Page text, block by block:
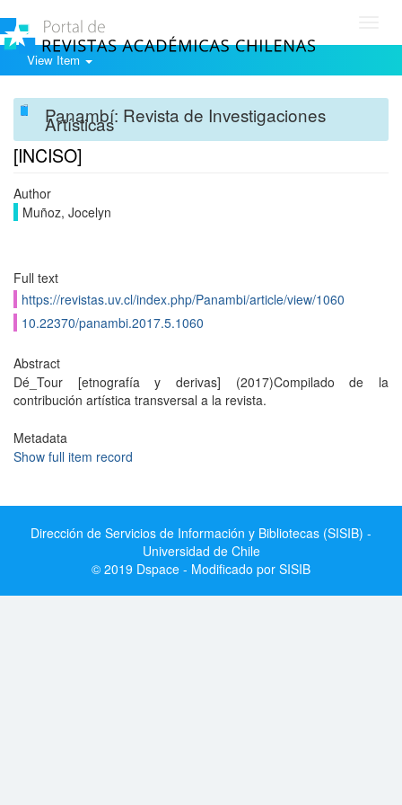
View Item
Panambí: Revista de Investigaciones
Artísticas
[INCISO]
Author
Muñoz, Jocelyn
Full text
https://revistas.uv.cl/index.php/Panambi/article/view/1060
10.22370/panambi.2017.5.1060
Abstract
Dé_Tour [etnografía y derivas] (2017)Compilado de la
contribución artística transversal a la revista.
Metadata
Show full item record
Dirección de Servicios de Información y Bibliotecas (SISIB) -
Universidad de Chile
© 2019 Dspace - Modificado por SISIB